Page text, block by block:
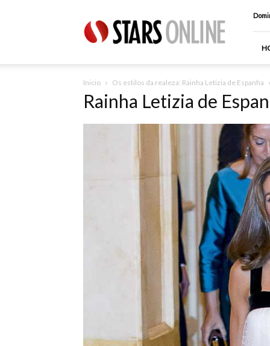
Online
Inicio Os estilos da realeza: Rainha Letizia de Espanha
Rainha Letizia de